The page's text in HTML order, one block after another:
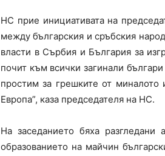
НС прие инициативата на
между българския и сръбския
власти в Сърбия и България за
почит към всички загинали
простим за грешките от
Европа”, каза председателя на НС.
На заседанието бяха разгледани
образованието на майчин